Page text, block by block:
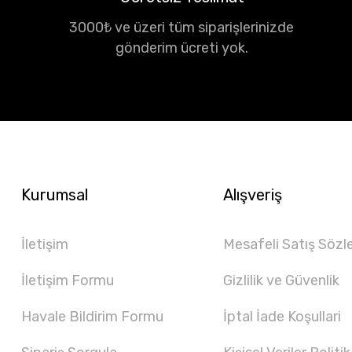
3000₺ ve üzeri tüm siparişlerinizde
gönderim ücreti yok.
Kurumsal
İletişim
İletişim Formu
Havale Bildirim Formu
Alışveriş
Mesafeli Satış
Gizlilik ve Güvenlik
İptal İade Koşullari